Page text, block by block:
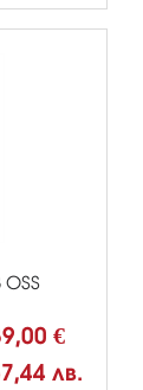
€
лв.